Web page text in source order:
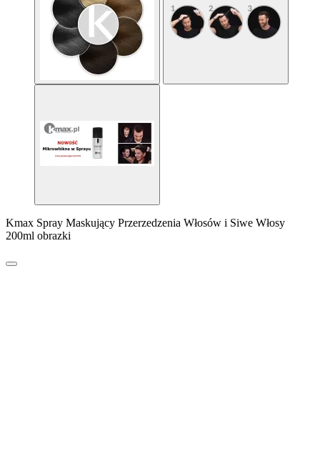
Kmax Spray Maskujący Przerzedzenia Włosów i Siwe Włosy
200ml obrazki